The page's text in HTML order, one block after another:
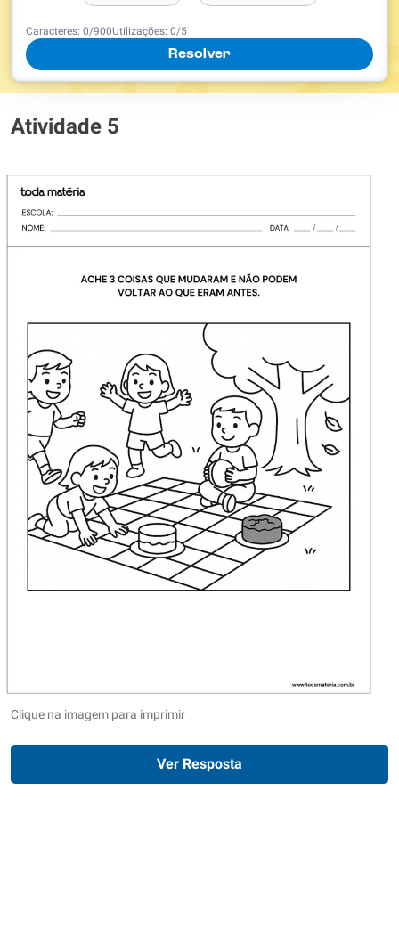
Caracteres: 0/900Utilizações: 0/5
Resolver
Atividade 5
Clique na imagem para imprimir
Ver Resposta